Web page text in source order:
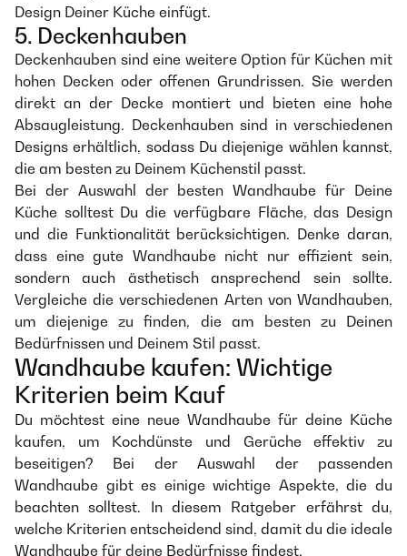
Design Deiner Küche einfügt.
5. Deckenhauben
Deckenhauben sind eine weitere Option für Küchen mit
hohen Decken oder offenen Grundrissen. Sie werden
direkt an der Decke montiert und bieten eine hohe
Absaugleistung. Deckenhauben sind in verschiedenen
Designs erhältlich, sodass Du diejenige wählen kannst,
die am besten zu Deinem Küchenstil passt.
Bei der Auswahl der besten Wandhaube für Deine
Küche solltest Du die verfügbare Fläche, das Design
und die Funktionalität berücksichtigen. Denke daran,
dass eine gute Wandhaube nicht nur effizient sein,
sondern auch ästhetisch ansprechend sein sollte.
Vergleiche die verschiedenen Arten von Wandhauben,
um diejenige zu finden, die am besten zu Deinen
Bedürfnissen und Deinem Stil passt.
Wandhaube kaufen: Wichtige
Kriterien beim Kauf
Du möchtest eine neue Wandhaube für deine Küche
kaufen, um Kochdünste und Gerüche effektiv zu
beseitigen? Bei der Auswahl der passenden
Wandhaube gibt es einige wichtige Aspekte, die du
beachten solltest. In diesem Ratgeber erfährst du,
welche Kriterien entscheidend sind, damit du die ideale
Wandhaube für deine Bedürfnisse findest.